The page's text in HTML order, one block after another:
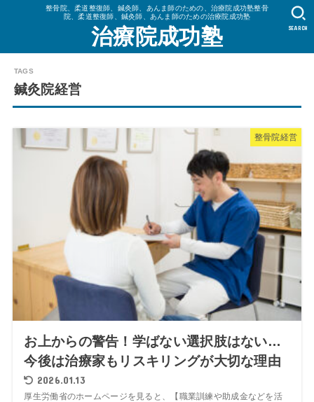
整骨院、柔道整復師、鍼灸師、あんま師のための、治療院成功塾整骨
院、柔道整復師、鍼灸師、あんま師のための治療院成功塾
治療院成功塾 SEARCH
鍼灸院経営
整骨院経営
お上からの警告！学ばない選択肢はない…
今後は治療家もリスキリングが大切な理由
2026.01.13
厚生労働省のホームページを見ると、【職業訓練や助成金などを活